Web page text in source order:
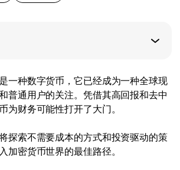
一种数字货币，它已经成为一种全球现
普通用户的关注。凭借其高回报和去中
为财务可能性打开了大门。
探索不需要成本的方式和投资驱动的策
加密货币世界的最佳路径。